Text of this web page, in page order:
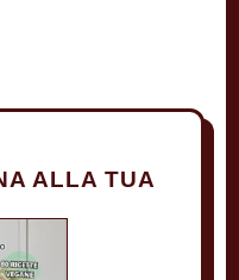
ALLA TUA